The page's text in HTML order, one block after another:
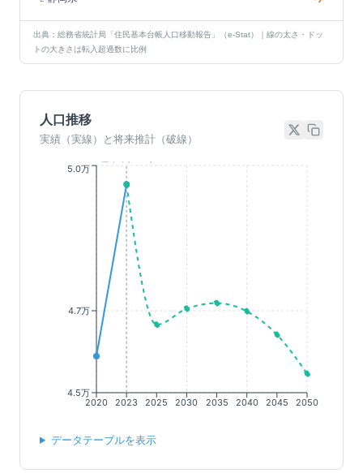
出典：総務省統計局「住民基本台帳人口移動報告」（e-Stat）｜線の太さ・ドッ
トの大きさは転入超過数に比例
人口推移
実績（実線）と将来推計（破線）
2020 2023 2025 2030 2035 2040 2045 2050
4.5万
4.7万
5.0万
データテーブルを表示